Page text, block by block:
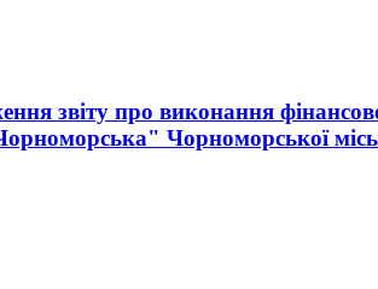
звіту про виконання
Чорноморської